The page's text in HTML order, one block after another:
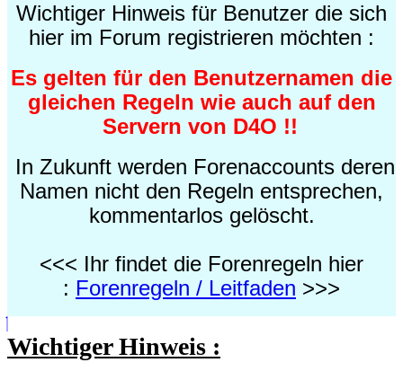
Wichtiger Hinweis für Benutzer die sich
hier im Forum registrieren möchten :
Es gelten für den Benutzernamen die
gleichen Regeln wie auch auf den
Servern von D4O !!
In Zukunft werden Forenaccounts deren
Namen nicht den Regeln entsprechen,
kommentarlos gelöscht.
<<< Ihr findet die Forenregeln hier
: Forenregeln / Leitfaden >>>
Wichtiger Hinweis :